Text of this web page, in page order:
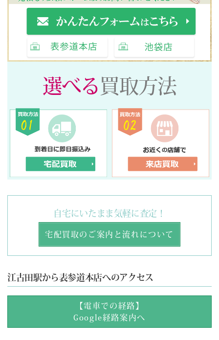
選べる買取方法
自宅にいたまま気軽に査定！
宅配買取のご案内と流れについて
江古田駅から表参道本店へのアクセス
【電車での経路】
Google経路案内へ